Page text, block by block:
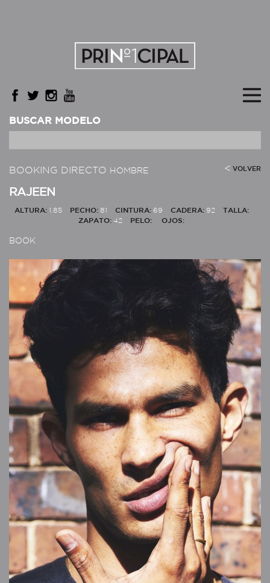
BUSCAR MODELO
BOOKING DIRECTO HOMBRE VOLVER
RAJEEN
ALTURA: 1.85 PECHO: 81 CINTURA: 69 CADERA: 92
TALLA:
ZAPATO: 42 PELO: OJOS:
BOOK